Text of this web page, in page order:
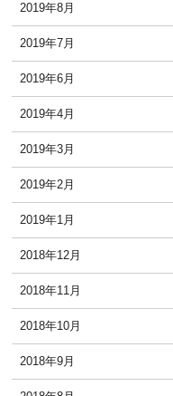
2019年8月
2019年7月
2019年6月
2019年4月
2019年3月
2019年2月
2019年1月
2018年12月
2018年11月
2018年10月
2018年9月